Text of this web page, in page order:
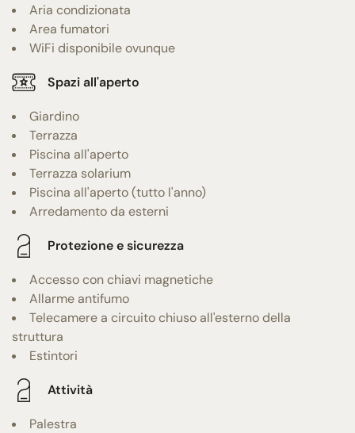
Aria condizionata
Area fumatori
WiFi disponibile ovunque
Spazi all'aperto
Giardino
Terrazza
Piscina all'aperto
Terrazza solarium
Piscina all'aperto (tutto l'anno)
Arredamento da esterni
Protezione e sicurezza
Accesso con chiavi magnetiche
Allarme antifumo
Telecamere a circuito chiuso all'esterno della
struttura
Estintori
Attività
Palestra